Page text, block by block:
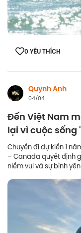
0 YÊU THÍCH
Quynh Anh
04/04
Đến Việt Nam
lại vì cuộc sống
Chuyến đi dự kiến 1
– Canada quyết định
niềm vui và sự bình